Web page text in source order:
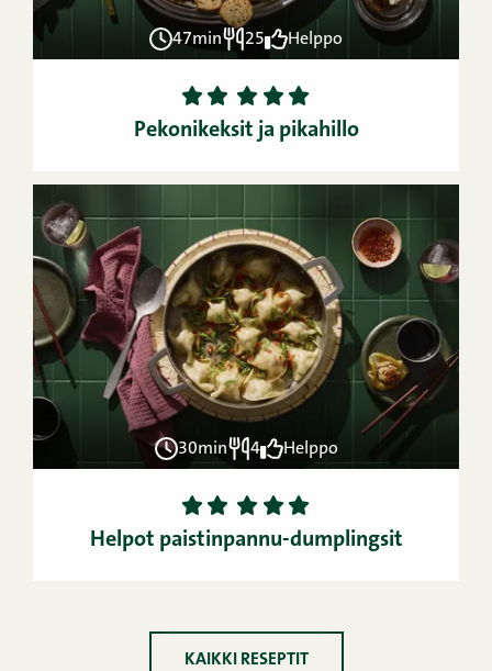
47min 25 Helppo
1 2 3 4
5
Pekonikeksit ja pikahillo
30min 4 Helppo
1 2 3 4
5
Helpot paistinpannu-dumplingsit
KAIKKI RESEPTIT